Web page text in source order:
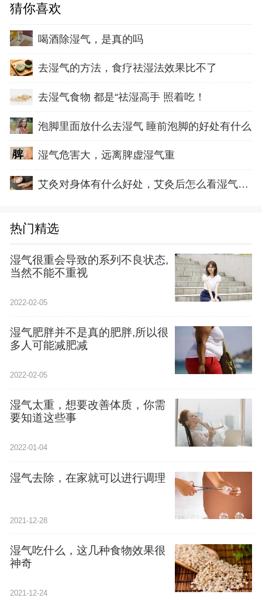
猜你喜欢
喝酒除湿气，是真的吗
去湿气的方法，食疗祛湿法效果比不了
去湿气食物 都是“祛湿高手 照着吃！
泡脚里面放什么去湿气 睡前泡脚的好处有什么
湿气危害大，远离脾虚湿气重
艾灸对身体有什么好处，艾灸后怎么看湿气排出
热门精选
湿气很重会导致的系列不良状态,
当然不能不重视
2022-02-05
湿气肥胖并不是真的肥胖,所以很
多人可能减肥减
2022-02-05
湿气太重，想要改善体质，你需
要知道这些事
2022-01-04
湿气去除，在家就可以进行调理
2021-12-28
湿气吃什么，这几种食物效果很
神奇
2021-12-24